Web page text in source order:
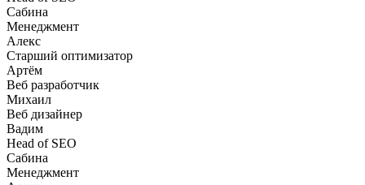
Сабина
Менеджмент
Алекс
Старший оптимизатор
Артём
Веб разработчик
Михаил
Веб дизайнер
Вадим
Head of SEO
Сабина
Менеджмент